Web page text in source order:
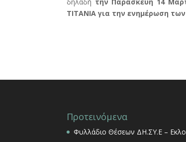
δηλαδή την Παρασκευή 14
ΤΙΤΑΝΙΑ για την ενημέρωση
Προτεινόμενα
Φυλλάδιο Θέσεων ΔΗ.ΣΥ.Ε –